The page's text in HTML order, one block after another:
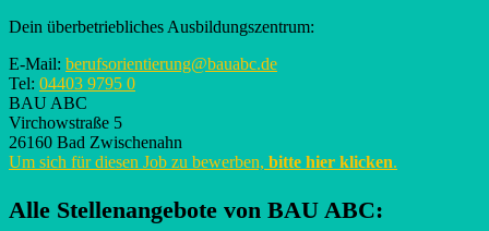
Dein überbetriebliches Ausbildungszentrum:
E-Mail: berufsorientierung@bauabc.de
Tel: 04403 9795 0
BAU ABC
Virchowstraße 5
26160 Bad Zwischenahn
Um sich für diesen Job zu bewerben, bitte hier klicken.
Alle Stellenangebote von BAU ABC: